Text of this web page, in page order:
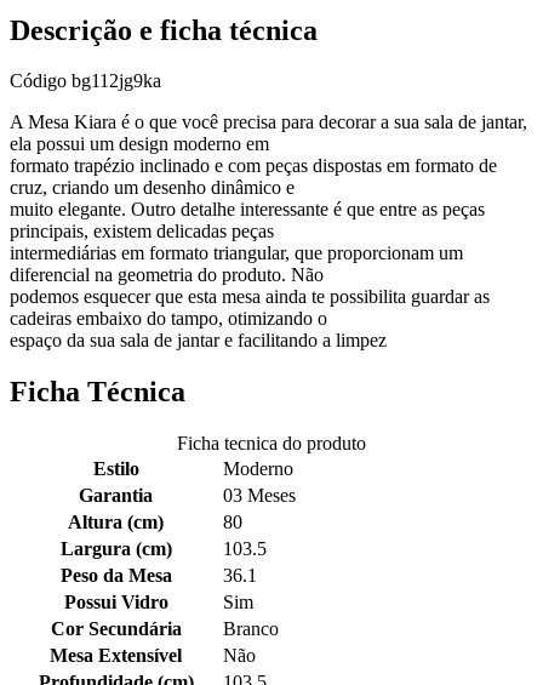
Descrição e ficha técnica
Código bg112jg9ka
A Mesa Kiara é o que você precisa para decorar a sua sala de jantar,
ela possui um design moderno em
formato trapézio inclinado e com peças dispostas em formato de
cruz, criando um desenho dinâmico e
muito elegante. Outro detalhe interessante é que entre as peças
principais, existem delicadas peças
intermediárias em formato triangular, que proporcionam um
diferencial na geometria do produto. Não
podemos esquecer que esta mesa ainda te possibilita guardar as
cadeiras embaixo do tampo, otimizando o
espaço da sua sala de jantar e facilitando a limpez
Ficha Técnica
Ficha tecnica do produto
Estilo
Moderno
Garantia
03 Meses
Altura (cm)
80
Largura (cm)
103.5
Peso da Mesa
36.1
Possui Vidro
Sim
Cor Secundária
Branco
Mesa Extensível
Não